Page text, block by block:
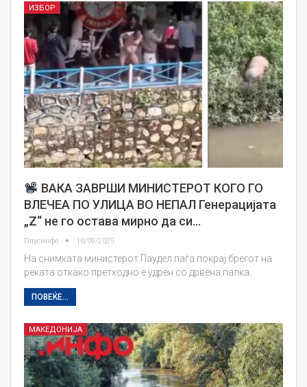
ИЗБОР
ВАКА ЗАВРШИ МИНИСТЕРОТ КОГО ГО
ВЛЕЧЕА ПО УЛИЦА ВО НЕПАЛ Генерацијата
„Z“ не го остава мирно да си…
Плусинфо 10/09/2025
На снимката министерот Паудел паѓа покрај брегот на
реката откако претходно е удрен со дрвена палка.
ПОВЕЌЕ...
МАКЕДОНИЈА